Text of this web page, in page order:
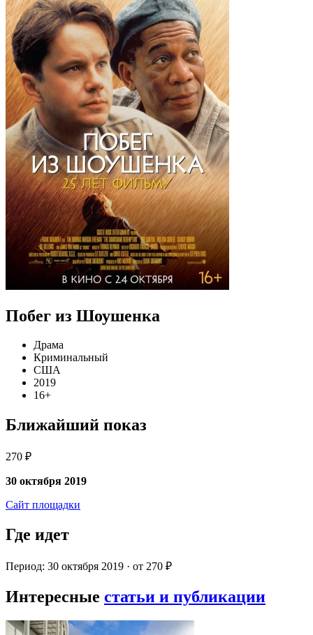
Побег из Шоушенка
Драма
Криминальный
США
2019
16+
Ближайший показ
270 ₽
30 октября 2019
Сайт площадки
Где идет
Период: 30 октября 2019 · от 270 ₽
Интересные статьи и публикации